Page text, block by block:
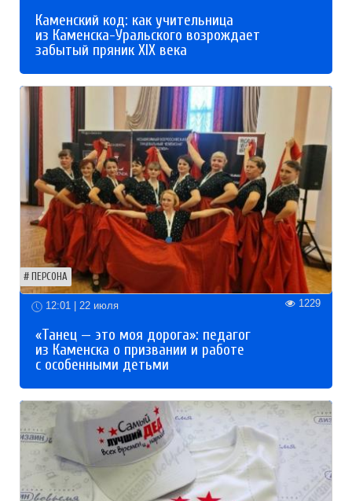
Каменский код: как учительница
из Каменска-Уральского возрождает
забытый пряник XIX века
ПЕРСОНА
12:01 | 22 июля 1229
«Танец — это моя дорога»: педагог
из Каменска о призвании и работе
с особенными детьми